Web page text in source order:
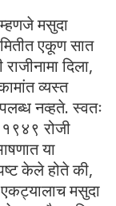
मसुदा
एकूण सात
दिला,
व्यस्त
नव्हते. स्वतः
रोजी
या
केले होते की,
मसुदा